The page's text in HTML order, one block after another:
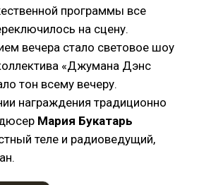
программы все
на сцену.
вечера стало световое шоу
«Джумана Дэнс
тон всему вечеру.
награждения традиционно
Мария Букатарь
теле и радиоведущий,